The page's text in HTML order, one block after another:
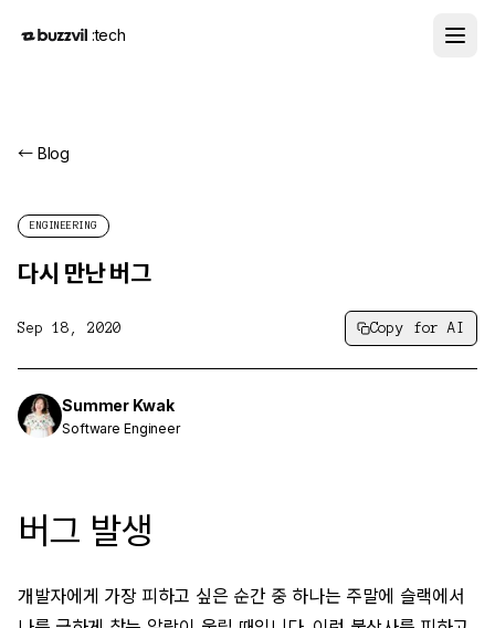
:tech
← Blog
ENGINEERING
다시 만난 버그
Sep 18, 2020 Copy for AI
Summer Kwak
Software Engineer
버그 발생
개발자에게 가장 피하고 싶은 순간 중 하나는 주말에 슬랙에서